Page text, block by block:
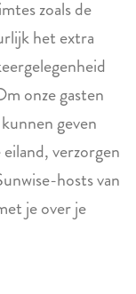
zoals de
het extra
onze gasten
geven
verzorgen
hosts van
je over je